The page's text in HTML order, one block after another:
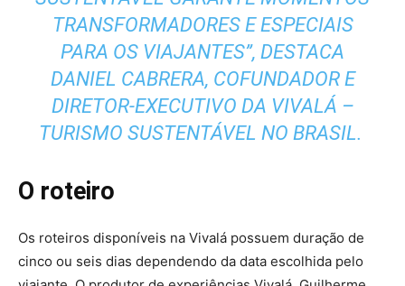
TRANSFORMADORES E ESPECIAIS
PARA OS VIAJANTES”, DESTACA
DANIEL CABRERA, COFUNDADOR E
DIRETOR-EXECUTIVO DA VIVALÁ –
TURISMO SUSTENTÁVEL NO BRASIL.
O roteiro
Os roteiros disponíveis na Vivalá possuem duração de
cinco ou seis dias dependendo da data escolhida pelo